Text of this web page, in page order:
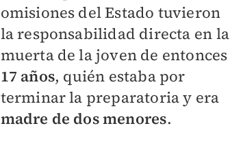
omisiones del Estado tuvieron
la responsabilidad directa en la
muerta de la joven de entonces
17 años, quién estaba por
terminar la preparatoria y era
madre de dos menores.